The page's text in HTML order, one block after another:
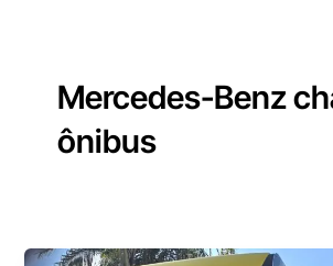
Mercedes-Benz
ônibus